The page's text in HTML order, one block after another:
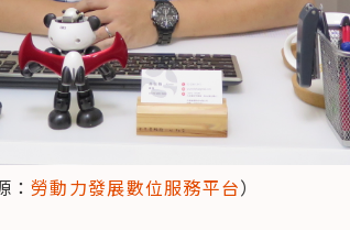
：勞動力發展數位服務平台）